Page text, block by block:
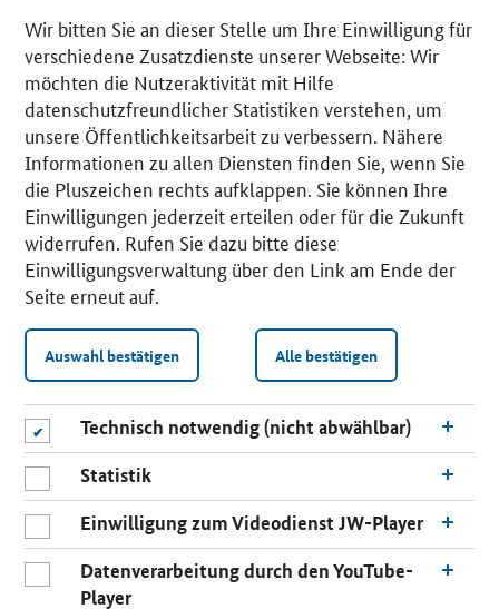
Wir bitten Sie an dieser Stelle um Ihre Einwilligung für
verschiedene Zusatzdienste unserer Webseite: Wir
möchten die Nutzeraktivität mit Hilfe
datenschutzfreundlicher Statistiken verstehen, um
unsere Öffentlichkeitsarbeit zu verbessern. Nähere
Informationen zu allen Diensten finden Sie, wenn Sie
die Pluszeichen rechts aufklappen. Sie können Ihre
Einwilligungen jederzeit erteilen oder für die Zukunft
widerrufen. Rufen Sie dazu bitte diese
Einwilligungsverwaltung über den Link am Ende der
Seite erneut auf.
Auswahl bestätigen Alle bestätigen
Technisch notwendig (nicht abwählbar)
Statistik
Einwilligung zum Videodienst JW-Player
Datenverarbeitung durch den YouTube-
Player